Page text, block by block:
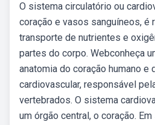
O sistema circulatório ou
coração e vasos sanguíneos, é
transporte de nutrientes e
partes do corpo. Webconheça
anatomia do coração humano e
cardiovascular, responsável
vertebrados. O sistema
um órgão central, o coração.